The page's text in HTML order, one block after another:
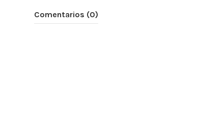
Comentarios (0)